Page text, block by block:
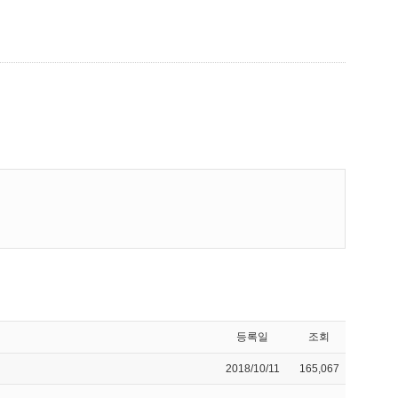
등록일 조회
2018/10/11 165,067